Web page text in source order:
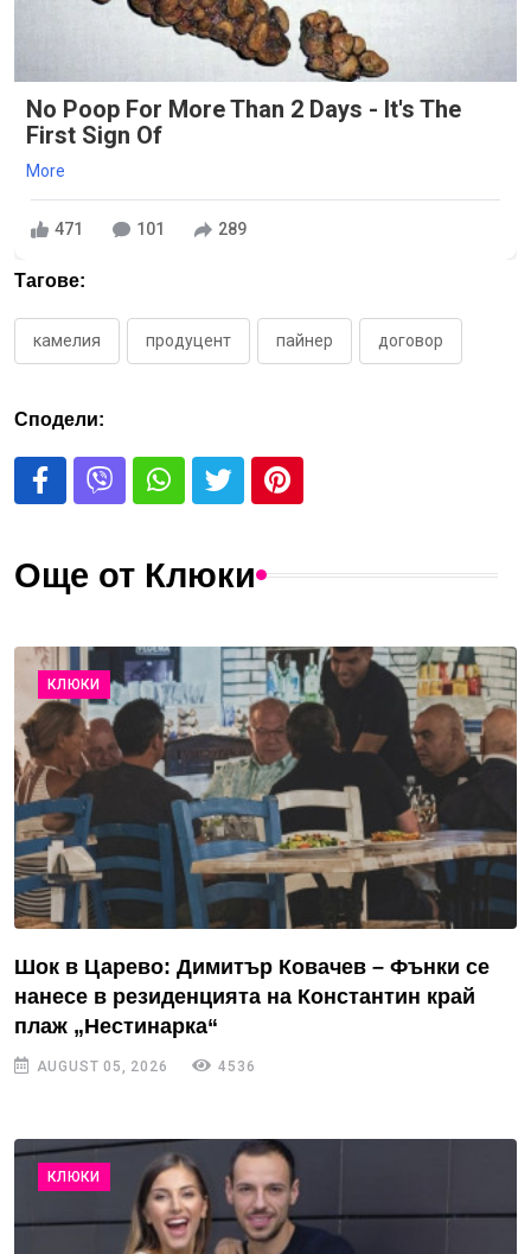
No Poop For More Than 2 Days - It's The
First Sign Of
More
471 101 289
Тагове:
камелия продуцент пайнер договор
Сподели:
Още от Клюки
КЛЮКИ
Шок в Царево: Димитър Ковачев – Фънки се
нанесе в резиденцията на Константин край
плаж „Нестинарка“
AUGUST 05, 2026 4536
КЛЮКИ